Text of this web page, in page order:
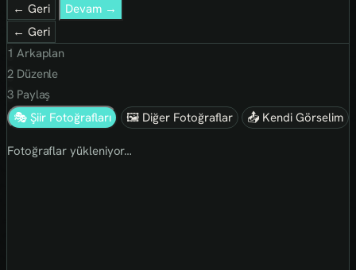
← Geri
Devam →
← Geri
1 Arkaplan
2Düzenle
3Paylaş
🎭 Şiir Fotoğrafları
🖼 Diğer Fotoğraflar 📤 Kendi Görselim
Fotoğraflar yükleniyor…